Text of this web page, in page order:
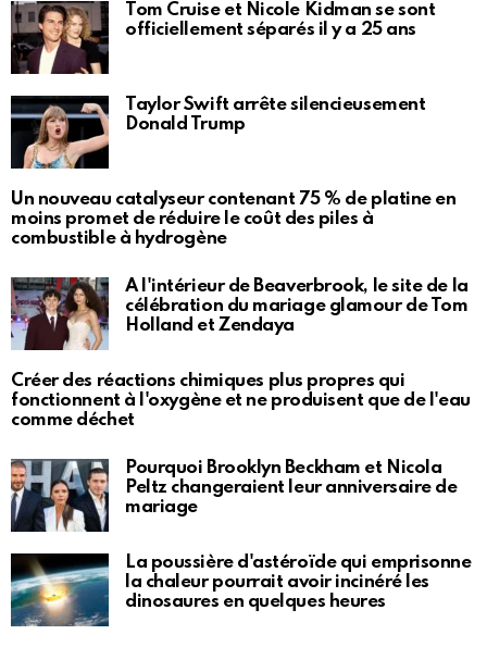
Tom Cruise et Nicole Kidman se sont
officiellement séparés il y a 25 ans
Taylor Swift arrête silencieusement
Donald Trump
Un nouveau catalyseur contenant 75 % de platine en
moins promet de réduire le coût des piles à
combustible à hydrogène
À l'intérieur de Beaverbrook, le site de la
célébration du mariage glamour de Tom
Holland et Zendaya
Créer des réactions chimiques plus propres qui
fonctionnent à l'oxygène et ne produisent que de l'eau
comme déchet
Pourquoi Brooklyn Beckham et Nicola
Peltz changeraient leur anniversaire de
mariage
La poussière d'astéroïde qui emprisonne
la chaleur pourrait avoir incinéré les
dinosaures en quelques heures